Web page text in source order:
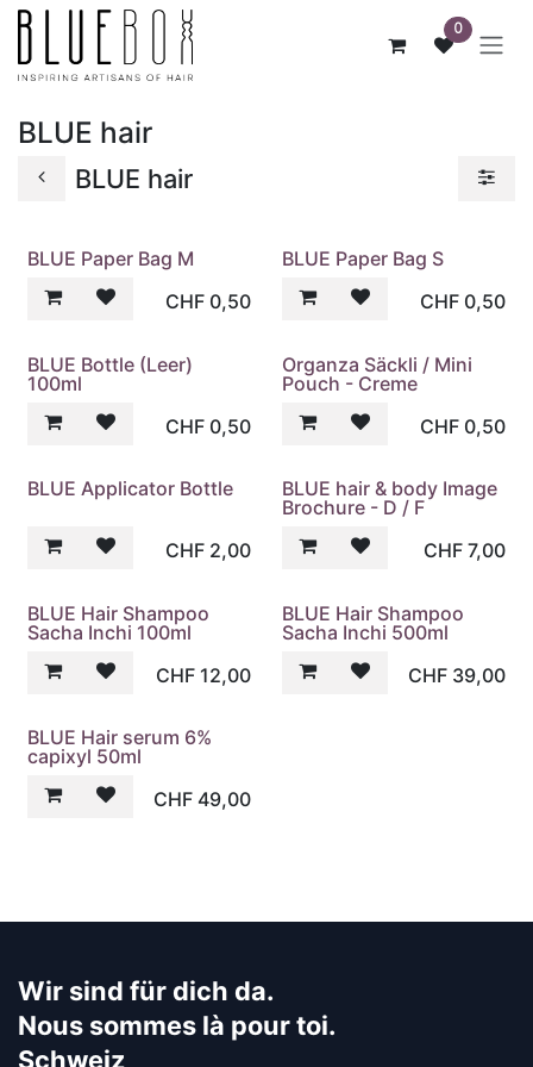
ZUM INHALT SPRINGEN
0
BLUE hair
BLUE hair
BLUE Paper Bag M
CHF 0,50
BLUE Paper Bag S
CHF 0,50
BLUE Bottle (Leer)
100ml
CHF 0,50
Organza Säckli / Mini
Pouch - Creme
CHF 0,50
BLUE Applicator Bottle
CHF 2,00
BLUE hair & body Image
Brochure - D / F
CHF 7,00
BLUE Hair Shampoo
Sacha Inchi 100ml
CHF 12,00
BLUE Hair Shampoo
Sacha Inchi 500ml
CHF 39,00
BLUE Hair serum 6%
capixyl 50ml
CHF 49,00
Wir sind für dich da.
Nous sommes là pour toi.
Schweiz